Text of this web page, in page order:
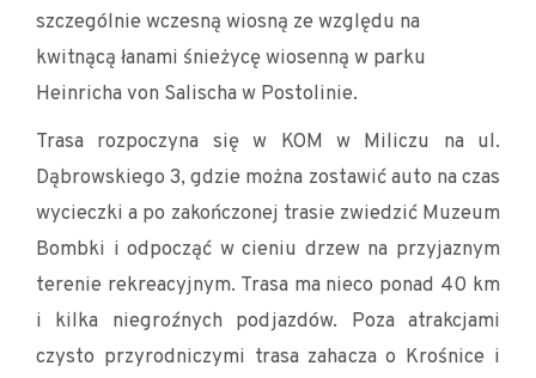
szczególnie wczesną wiosną ze względu na
kwitnącą łanami śnieżycę wiosenną w parku
Heinricha von Salischa w Postolinie.
Trasa rozpoczyna się w KOM w Miliczu na ul.
Dąbrowskiego 3, gdzie można zostawić auto na czas
wycieczki a po zakończonej trasie zwiedzić Muzeum
Bombki i odpocząć w cieniu drzew na przyjaznym
terenie rekreacyjnym. Trasa ma nieco ponad 40 km
i kilka niegroźnych podjazdów. Poza atrakcjami
czysto przyrodniczymi trasa zahacza o Krośnice i